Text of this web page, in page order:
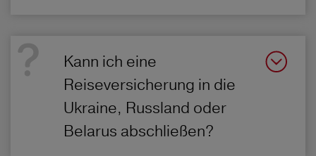
Kann ich eine
Reiseversicherung in die
Ukraine, Russland oder
Belarus abschließen?